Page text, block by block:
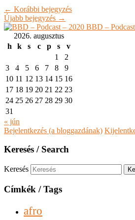
← Korábbi bejegyzés
Újabb bejegyzés →
BBD –
2026. augusztus
h
k s c p s
v
1
2
3
4 5 6 7 8
9
10 11 12 13 14 15 16
17 18 19 20 21 22 23
24 25 26 27 28 29 30
31
« jún
Bejelentkezés (a bloggazdának)
Keresés / Search
Keresés
Címkék / Tags
afro